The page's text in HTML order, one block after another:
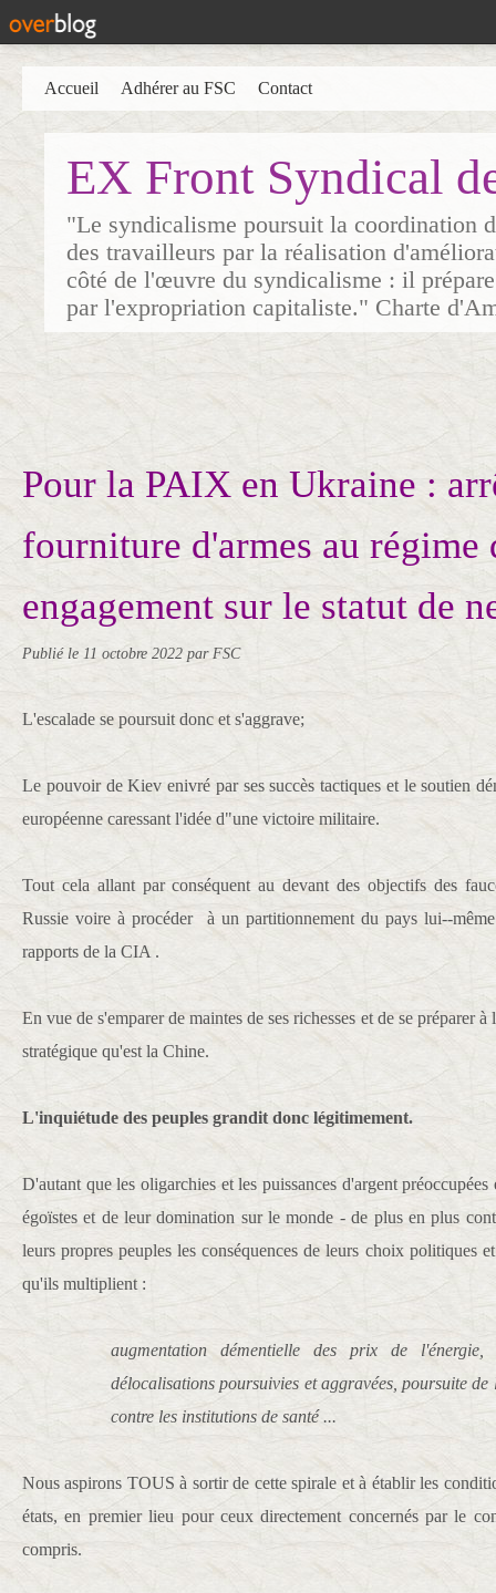
EX Front Syndical
"Le syndicalisme poursuit la coordination
des travailleurs par la réalisation
côté de l'œuvre du syndicalisme : il
par l'expropriation capitaliste." Charte
Accueil Adhérer au FSC Contact
Pour la PAIX en Ukraine :
fourniture d'armes au régime
engagement sur le statut de
Publié le 11 octobre 2022 par FSC
L'escalade se poursuit donc et s'aggrave;
Le pouvoir de Kiev enivré par ses succès tactiques et le soutien
européenne caressant l'idée d"une victoire militaire.
Tout cela allant par conséquent au devant des objectifs des
Russie voire à procéder à un partitionnement du pays lui--
rapports de la CIA .
En vue de s'emparer de maintes de ses richesses et de se préparer
stratégique qu'est la Chine.
L'inquiétude des peuples grandit donc légitimement.
D'autant que les oligarchies et les puissances d'argent
égoïstes et de leur domination sur le monde - de plus en plus
leurs propres peuples les conséquences de leurs choix politiques
qu'ils multiplient :
augmentation démentielle des prix de
délocalisations poursuivies et aggravées, poursuite de
contre les institutions de santé ...
Nous aspirons TOUS à sortir de cette spirale et à établir les
états, en premier lieu pour ceux directement concernés par le
compris.